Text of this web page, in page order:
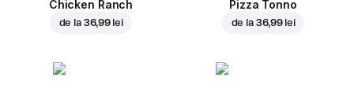
Chicken Ranch
de la 36,99 lei
Pizza Tonno
de la 36,99 lei